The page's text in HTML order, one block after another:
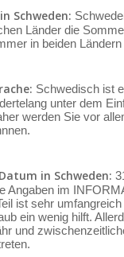
Schweden:
Länder die
in beiden Ländern
Schwedisch ist
unter dem
werden Sie vor
in Schweden:
Angaben im
ist sehr
ein wenig hilft.
und